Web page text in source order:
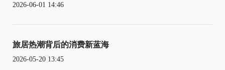
2026-06-01 14:46
旅居热潮背后的消费新蓝海
2026-05-20 13:45